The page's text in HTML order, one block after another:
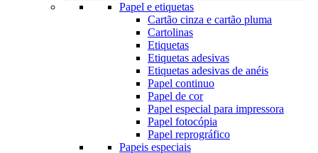
Papel e etiquetas
Cartão cinza e cartão pluma
Cartolinas
Etiquetas
Etiquetas adesivas
Etiquetas adesivas de anéis
Papel continuo
Papel de cor
Papel especial para impressora
Papel fotocópia
Papel reprográfico
Papeis especiais